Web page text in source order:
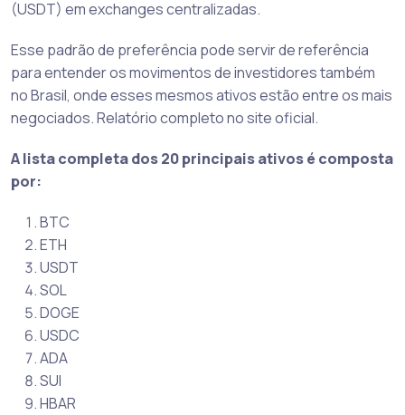
(USDT) em exchanges centralizadas.
Esse padrão de preferência pode servir de referência
para entender os movimentos de investidores também
no Brasil, onde esses mesmos ativos estão entre os mais
negociados. Relatório completo no site oficial.
A lista completa dos 20 principais ativos é composta
por:
BTC
ETH
USDT
SOL
DOGE
USDC
ADA
SUI
HBAR